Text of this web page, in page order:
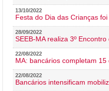
13/10/2022
Festa do Dia das Crianças
28/09/2022
SEEB-MA realiza 3º
22/08/2022
MA: bancários completam
22/08/2022
Bancários intensificam